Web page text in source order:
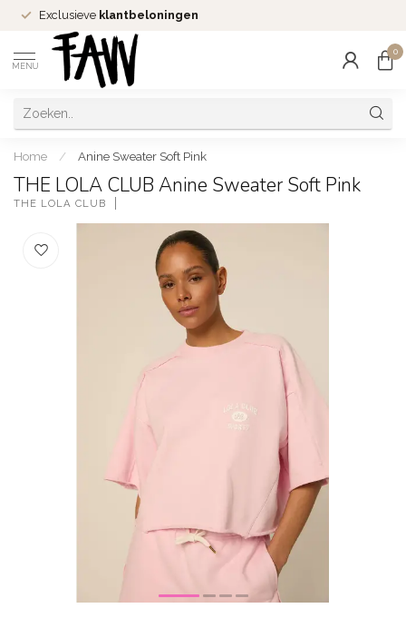
Exclusieve klantbeloningen
MENU
0
Home / Anine Sweater Soft Pink
THE LOLA CLUB Anine Sweater Soft Pink
THE LOLA CLUB